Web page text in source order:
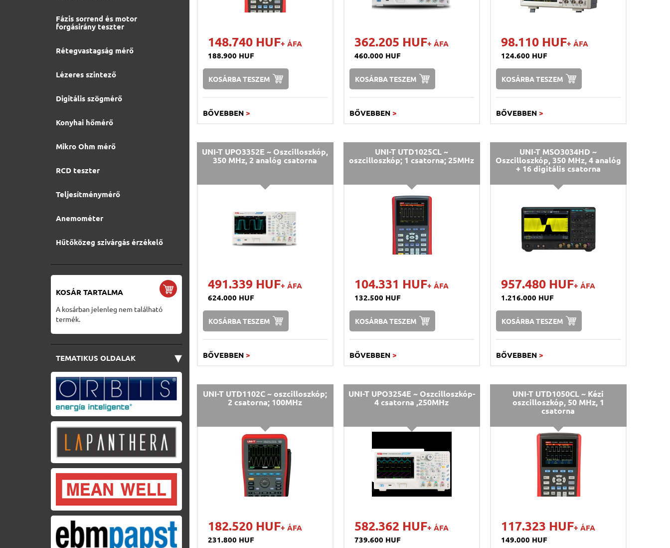
Fázis sorrend és motor
forgásirány teszter
Rétegvastagság mérő
Lézeres szintező
Digitális szögmérő
Konyhai hőmérő
Mikro Ohm mérő
RCD teszter
Teljesítménymérő
Anemométer
Hűtőközeg szivárgás érzékelő
KOSÁR TARTALMA
A kosárban jelenleg nem található
termék.
TEMATIKUS OLDALAK ▾
148.740 HUF+ ÁFA
188.900 HUF
KOSÁRBA TESZEM
BŐVEBBEN >
362.205 HUF+ ÁFA
460.000 HUF
KOSÁRBA TESZEM
BŐVEBBEN >
98.110 HUF+ ÁFA
124.600 HUF
KOSÁRBA TESZEM
BŐVEBBEN >
UNI-T UPO3352E ~ Oszcilloszkóp,
350 MHz, 2 analóg csatorna
491.339 HUF+ ÁFA
624.000 HUF
KOSÁRBA TESZEM
BŐVEBBEN >
UNI-T UTD1025CL ~
oszcilloszkóp; 1 csatorna; 25MHz
104.331 HUF+ ÁFA
132.500 HUF
KOSÁRBA TESZEM
BŐVEBBEN >
UNI-T MSO3034HD ~
Oszcilloszkóp, 350 MHz, 4 analóg
+ 16 digitális csatorna
957.480 HUF+ ÁFA
1.216.000 HUF
KOSÁRBA TESZEM
BŐVEBBEN >
UNI-T UTD1102C ~ oszcilloszkóp;
2 csatorna; 100MHz
182.520 HUF+ ÁFA
231.800 HUF
UNI-T UPO3254E ~ Oszcilloszkóp-
4 csatorna ,250MHz
582.362 HUF+ ÁFA
739.600 HUF
UNI-T UTD1050CL ~ Kézi
oszcilloszkóp, 50 MHz, 1
csatorna
117.323 HUF+ ÁFA
149.000 HUF